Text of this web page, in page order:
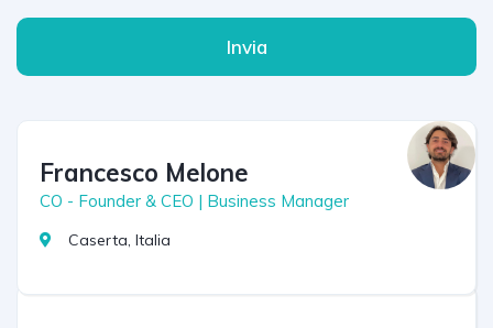
Invia
Francesco Melone
CO - Founder & CEO | Business Manager
Caserta, Italia